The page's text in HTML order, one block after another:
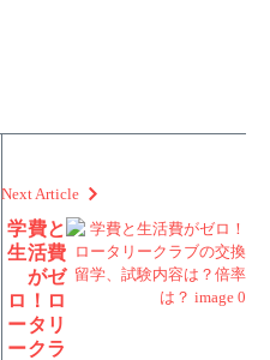
Next Article
学費と
生活費
がゼ
ロ！ロ
ータリ
ークラ